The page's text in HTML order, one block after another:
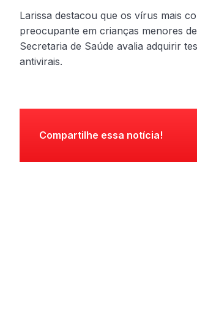
Larissa destacou que os vírus mais
preocupante em crianças menores
Secretaria de Saúde avalia adquirir
antivirais.
Compartilhe essa notícia!